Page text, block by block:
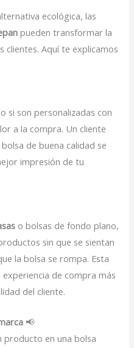
ecológica, las
pueden transformar la
clientes. Aquí te explicamos
si son personalizadas con
a la compra. Un cliente
de buena calidad se
impresión de tu
o bolsas de fondo plano,
sin que se sientan
la bolsa se rompa. Esta
de compra más
del cliente.
📢
producto en una bolsa